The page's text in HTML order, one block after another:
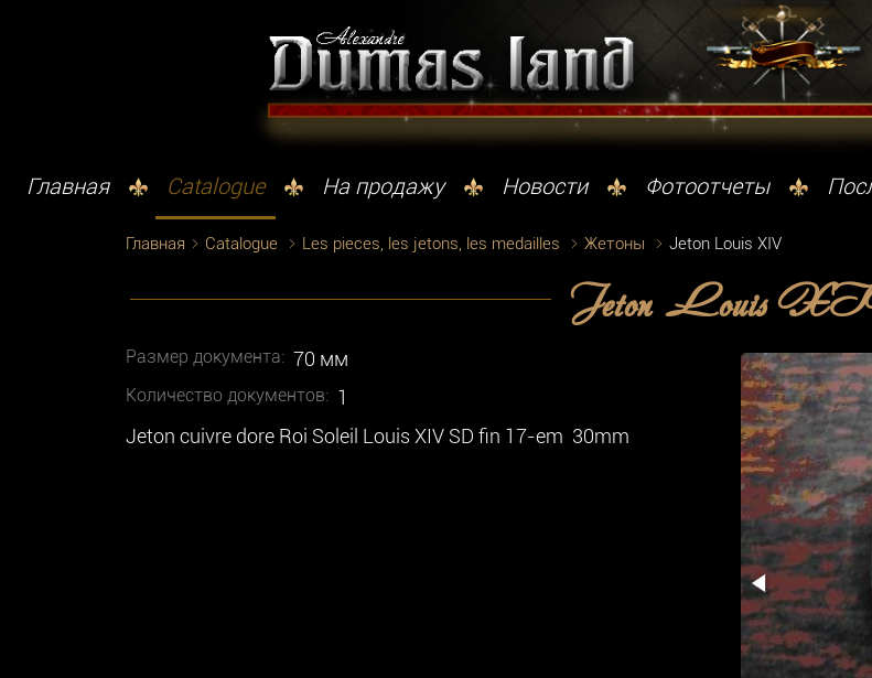
Главная Catalogue На продажу Новости Фотоотчеты
Главная Catalogue Les pieces, les jetons, les medailles Жетоны Jeton Louis XIV
Jeton Louis
Размер документа: 70 мм
Количество документoв: 1
Jeton cuivre dore Roi Soleil Louis XIV SD fin 17-em 30mm